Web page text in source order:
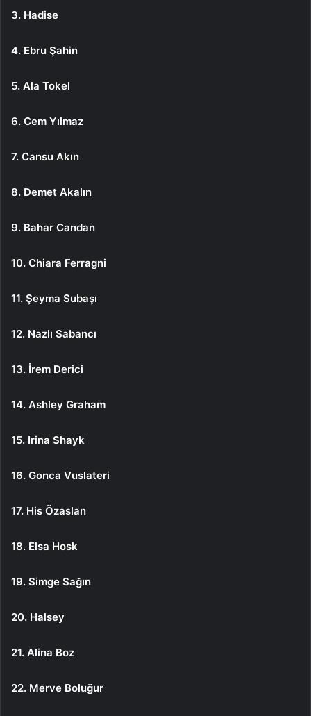
3. Hadise
4. Ebru Şahin
5. Ala Tokel
6. Cem Yılmaz
7. Cansu Akın
8. Demet Akalın
9. Bahar Candan
10. Chiara Ferragni
11. Şeyma Subaşı
12. Nazlı Sabancı
13. İrem Derici
14. Ashley Graham
15. Irina Shayk
16. Gonca Vuslateri
17. His Özaslan
18. Elsa Hosk
19. Simge Sağın
20. Halsey
21. Alina Boz
22. Merve Boluğur